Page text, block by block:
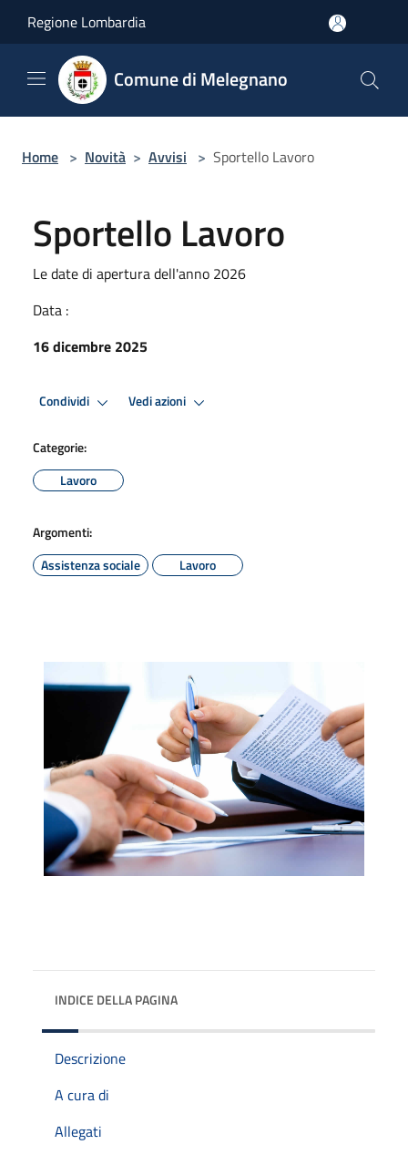
Regione Lombardia
Comune di Melegnano
Home > Novità > Avvisi > Sportello Lavoro
Sportello Lavoro
Le date di apertura dell'anno 2026
Data :
16 dicembre 2025
Condividi Vedi azioni
Categorie:
Lavoro
Argomenti:
Assistenza sociale
Lavoro
INDICE DELLA PAGINA
Descrizione
A cura di
Allegati